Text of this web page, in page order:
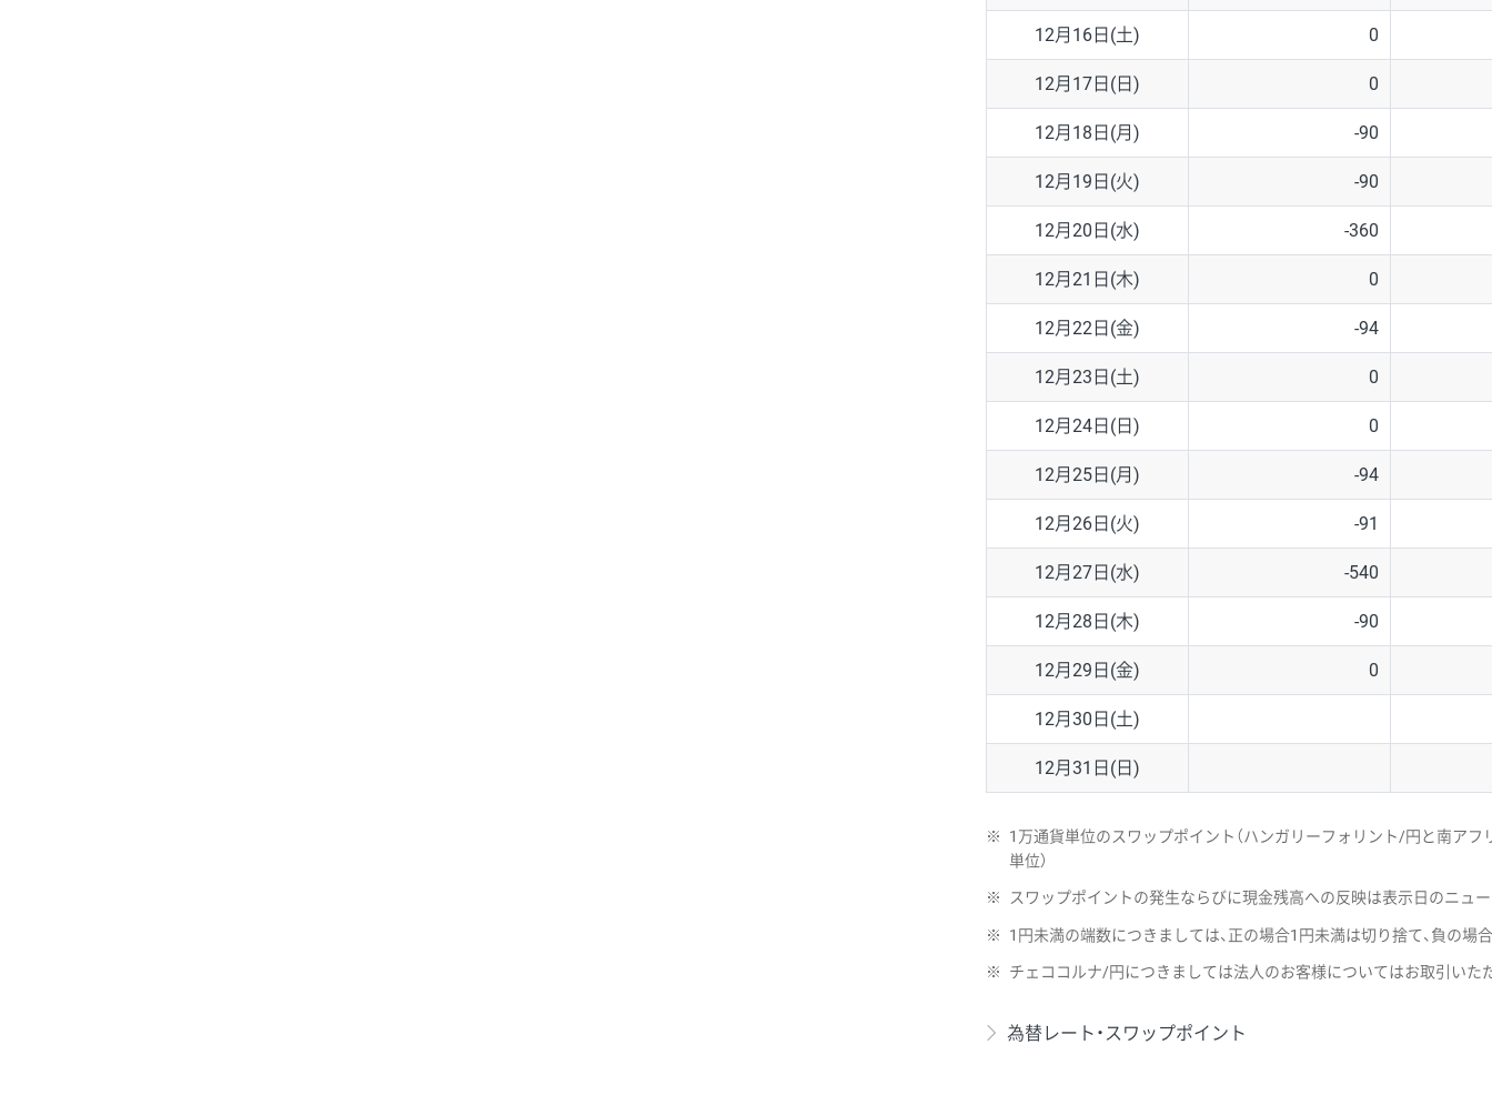
12月16日(土) 0
12月17日(日) 0
12月18日(月) -90
12月19日(火) -90
12月20日(水) -360
12月21日(木) 0
12月22日(金) -94
12月23日(土) 0
12月24日(日) 0
12月25日(月) -94
12月26日(火) -91
12月27日(水) -540
12月28日(木) -90
12月29日(金) 0
12月30日(土)
12月31日(日)
※
1万通貨単位のスワップポイント（ハンガリーフォリント/円と南ア
単位）
※ スワップポイントの発生ならびに現金残高への反映は表示日のニュ
※ 1円未満の端数につきましては、正の場合1円未満は切り捨て、負の場
※ チェココルナ/円につきましては法人のお客様についてはお取引いた
為替レート・スワップポイント